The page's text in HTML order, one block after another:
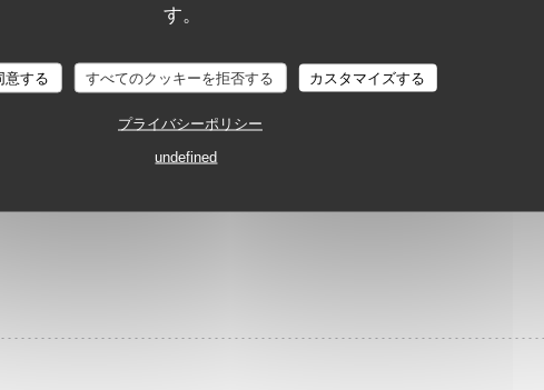
す。
意する すべてのクッキーを拒否する カスタマイズする
プライバシーポリシー
undefined
((新しいウィンドウで開きます))